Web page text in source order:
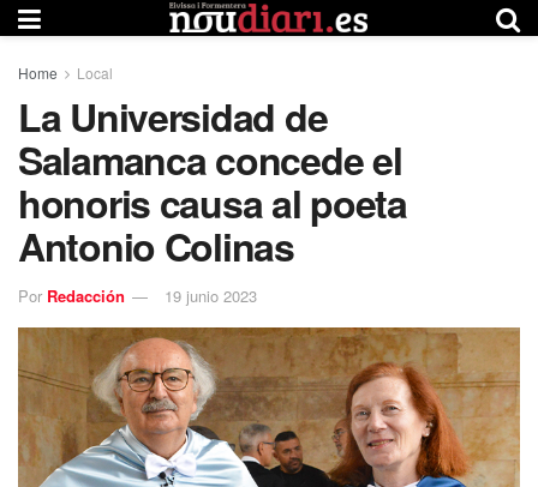
Home Local
La Universidad de
Salamanca concede el
honoris causa al poeta
Antonio Colinas
Por Redacción 19 junio 2023